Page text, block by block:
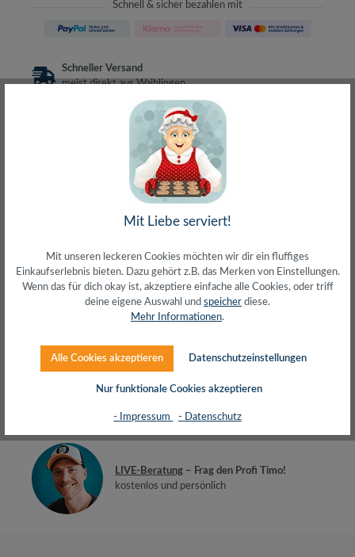
Schnell & sicher bezahlen mit
Schneller Versand
meist direkt aus Waiblingen
30 Tage Rückgaberecht
ohne Risiko bestellen
– Frag den Profi!
kostenlos und persönlich
Über 20+ Jahre Erfahrung
wir wissen von was wir sprechen
Beschreibung
RJ45 Patchkabel Cat.6A U/UTP2 x RJ45 Stecker Cat.6A
UTPTIA/EIA 568B kodiertU/UTP 26 AWG CCAPVC
Herstellerinfos
LIVE-Beratung – Frag den Profi Timo!
kostenlos und persönlich
Mit Liebe serviert!
Mit unseren leckeren Cookies möchten wir dir ein fluffiges
Einkaufserlebnis bieten. Dazu gehört z.B. das Merken von Einstellungen.
Wenn das für dich okay ist, akzeptiere einfache alle Cookies, oder triff
deine eigene Auswahl und speicher diese.
Mehr Informationen.
Alle Cookies akzeptieren Datenschutzeinstellungen
Nur funktionale Cookies akzeptieren
- Impressum - Datenschutz